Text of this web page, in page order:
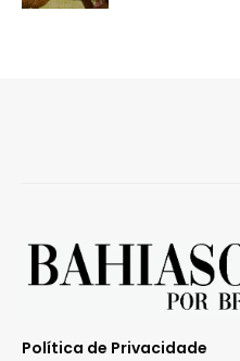
Política de Privacidade